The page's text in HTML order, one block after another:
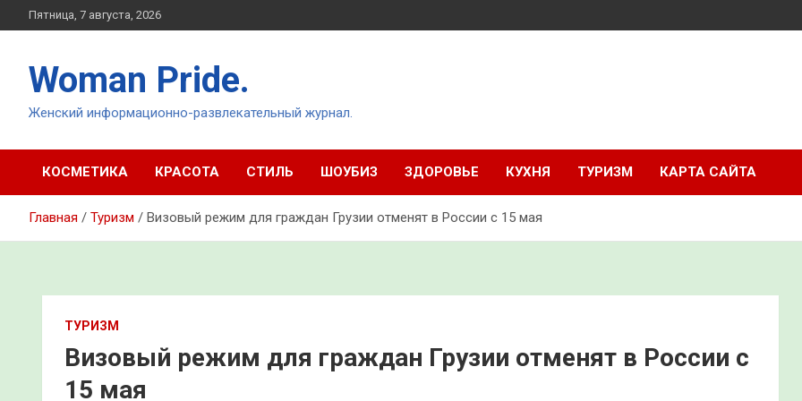
Перейти
к
Пятница, 7 августа, 2026
Woman Pride.
Женский информационно-развлекательный журнал.
КОСМЕТИКА КРАСОТА СТИЛЬ ШОУБИЗ ЗДОРОВЬЕ КУХНЯ ТУРИЗМ КАРТА САЙТА
Главная Туризм Визовый режим для граждан Грузии отменят в России с 15 мая
ТУРИЗМ
Визовый режим для граждан Грузии отменят в России с
15 мая